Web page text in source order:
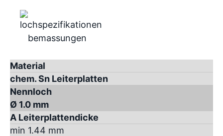
Material
chem. Sn Leiterplatten
Nennloch
Ø 1.0 mm
A Leiterplattendicke
min 1.44 mm